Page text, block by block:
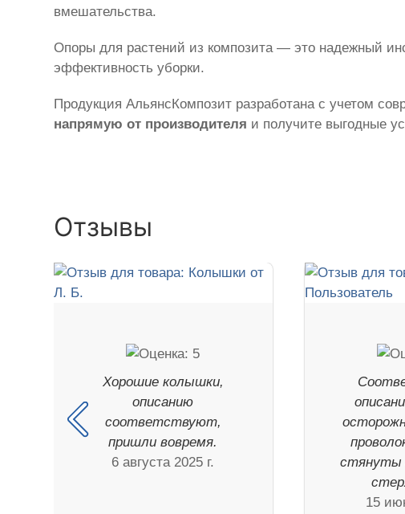
вмешательства.
Опоры для растений из композита — это надежный
эффективность уборки.
Продукция АльянсКомпозит разработана с учетом
напрямую от производителя и получите выгодные
Отзывы
Хорошие колышки,
описанию
соответствуют,
пришли вовремя.
6 августа 2025 г.
стянуты
15